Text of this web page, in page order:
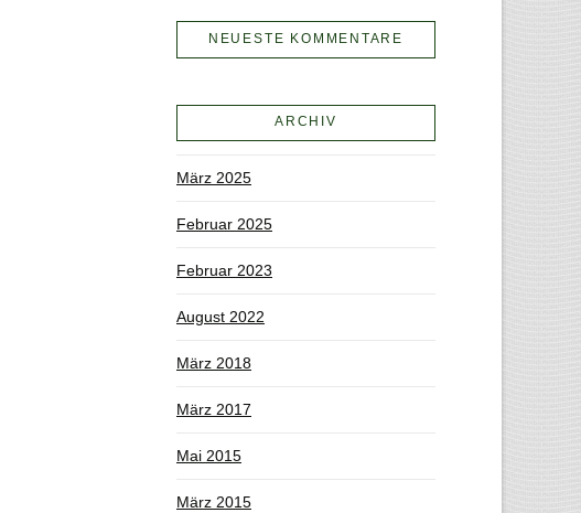
NEUESTE KOMMENTARE
ARCHIV
März 2025
Februar 2025
Februar 2023
August 2022
März 2018
März 2017
Mai 2015
März 2015